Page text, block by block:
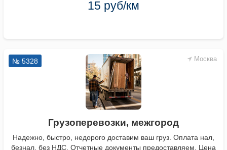
15 руб/км
Москва
№ 5328
Грузоперевозки, межгород
Надежно, быстро, недорого доставим ваш груз. Оплата нал,
безнал, без НДС. Отчетные документы предоставляем. Цена